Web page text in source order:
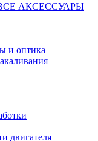
АКСЕССУАРЫ
и оптика
двигателя